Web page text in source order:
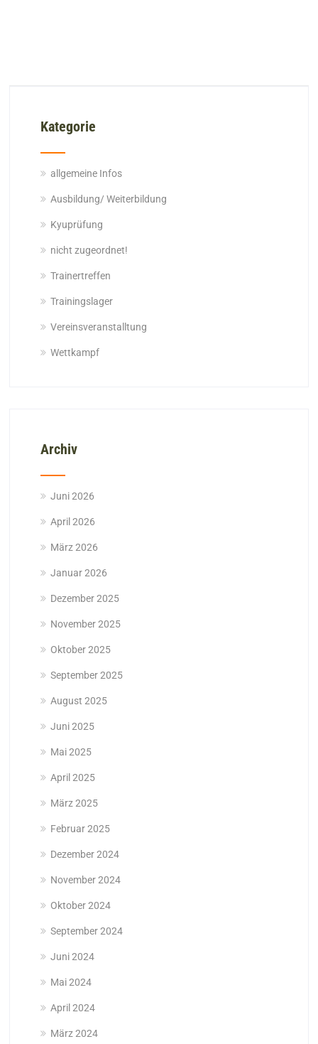
Kategorie
allgemeine Infos
Ausbildung/ Weiterbildung
Kyuprüfung
nicht zugeordnet!
Trainertreffen
Trainingslager
Vereinsveranstalltung
Wettkampf
Archiv
Juni 2026
April 2026
März 2026
Januar 2026
Dezember 2025
November 2025
Oktober 2025
September 2025
August 2025
Juni 2025
Mai 2025
April 2025
März 2025
Februar 2025
Dezember 2024
November 2024
Oktober 2024
September 2024
Juni 2024
Mai 2024
April 2024
März 2024